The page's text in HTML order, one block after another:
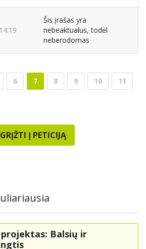
Šis įrašas yra
nebeaktualus, todėl
neberodomas
6 7 8 9 10 11
GRĮŽTI Į PETICIJĄ
Balsių ir